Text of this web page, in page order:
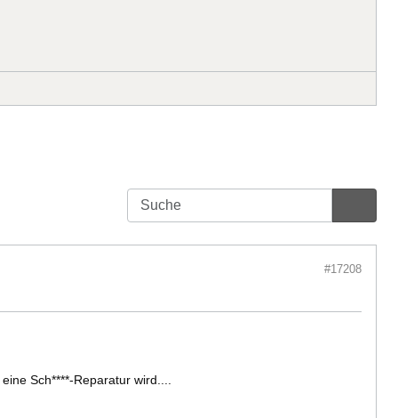
#17208
Sch****-Reparatur wird....